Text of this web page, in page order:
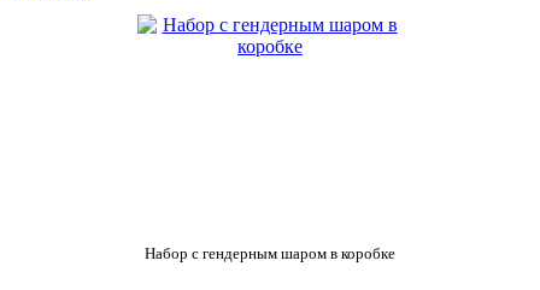
Набор с гендерным шаром в коробке